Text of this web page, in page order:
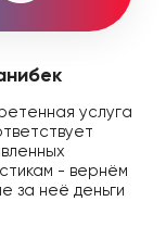
услуга
- вернём
за неё деньги